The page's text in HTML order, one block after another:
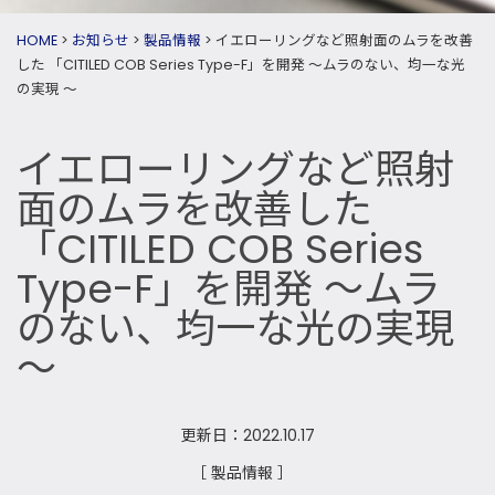
HOME > お知らせ > 製品情報 > イエローリングなど照射面のムラを改善
した 「CITILED COB Series Type-F」を開発 ～ムラのない、均一な光
の実現 ～
イエローリングなど照射
面のムラを改善した
「CITILED COB Series
Type-F」を開発 ～ムラ
のない、均一な光の実現
～
更新日：2022.10.17
［ 製品情報 ］